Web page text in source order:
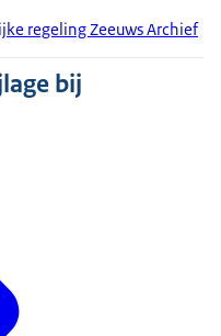
regeling Zeeuws Archief
bij